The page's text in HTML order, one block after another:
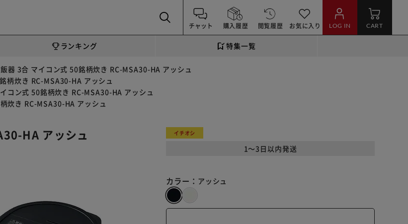
チャット 購入履歴 閲覧履歴 お気に入り LOG IN CART
ランキング 特集一覧
器 3合 マイコン式 50銘柄炊き RC-MSA30-HA アッシュ
柄炊き RC-MSA30-HA アッシュ
コン式 50銘柄炊き RC-MSA30-HA アッシュ
炊き RC-MSA30-HA アッシュ
HA アッシュ イチオシ
1～3日以内発送
カラー： アッシュ